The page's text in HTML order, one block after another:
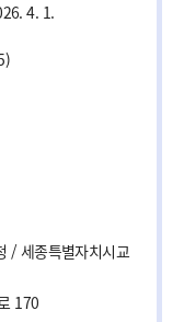
4. 1.
/ 세종특별자치시교
170